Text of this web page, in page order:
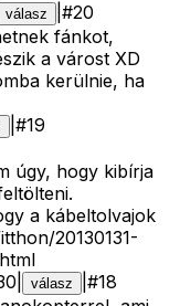
válasz #20
fánkot,
a várost XD
kerülnie, ha
#19
úgy, hogy kibírja
a kábeltolvajok
20130131-
válasz #18